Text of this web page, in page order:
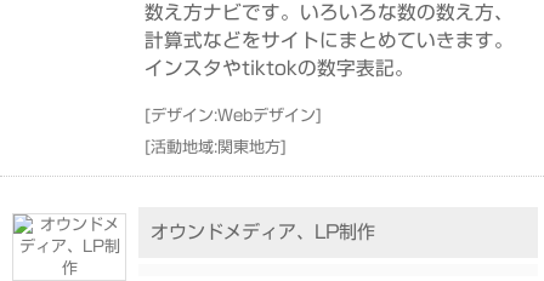
数え方ナビです。いろいろな数の数え方、
計算式などをサイトにまとめていきます。
インスタやtiktokの数字表記。
[デザイン:Webデザイン]
[活動地域:関東地方]
オウンドメディア、LP制作